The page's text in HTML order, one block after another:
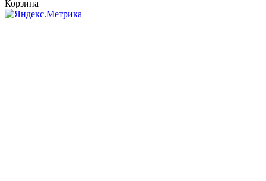
Корзина